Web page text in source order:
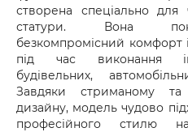
створена спеціально для
статури. Вона
безкомпромісний комфорт
під час виконання
будівельних,
Завдяки стриманому та
дизайну, модель чудово
професійного стилю